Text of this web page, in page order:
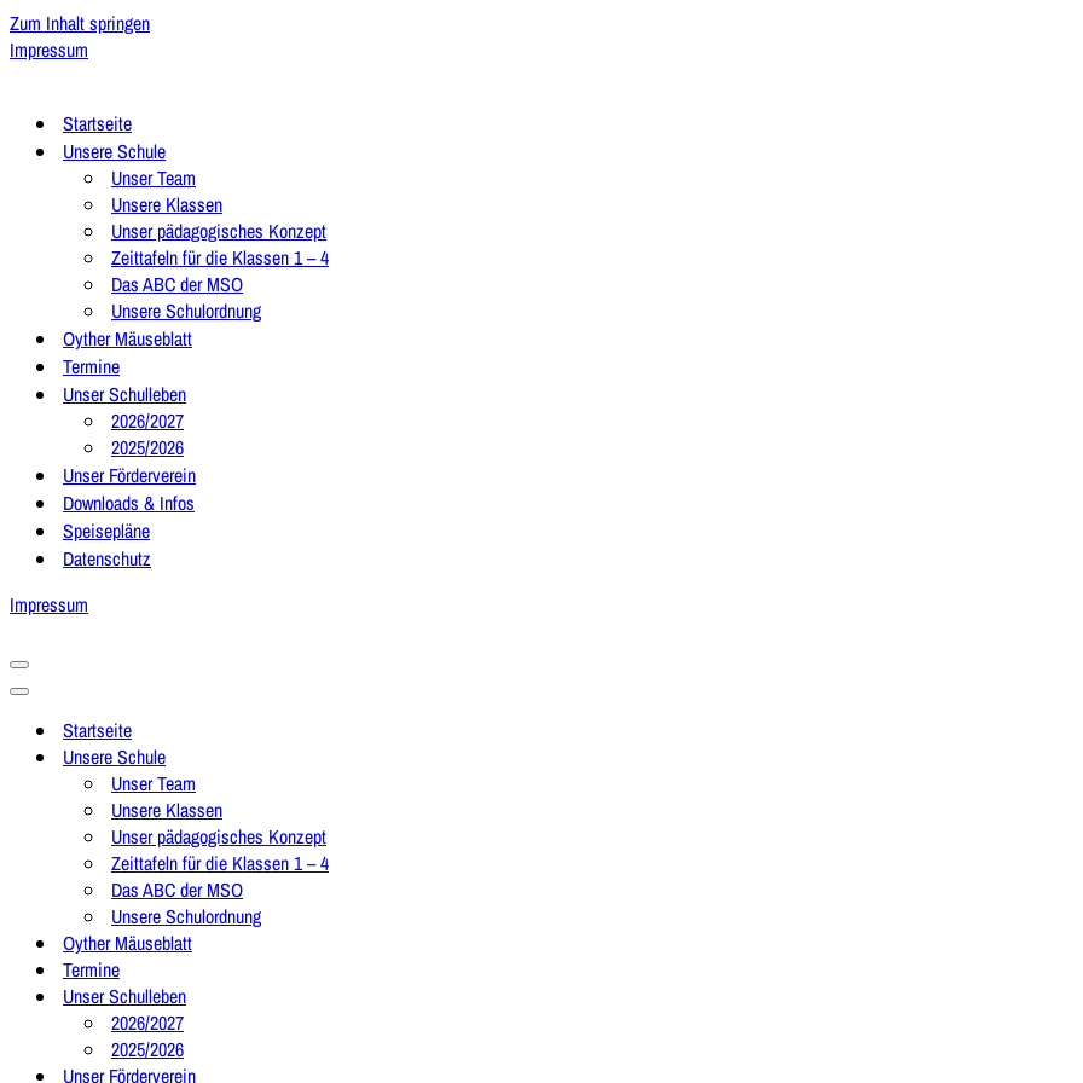
Zum Inhalt springen
Impressum
Startseite
Unsere Schule
Unser Team
Unsere Klassen
Unser pädagogisches Konzept
Zeittafeln für die Klassen 1 – 4
Das ABC der MSO
Unsere Schulordnung
Oyther Mäuseblatt
Termine
Unser Schulleben
2026/2027
2025/2026
Unser Förderverein
Downloads & Infos
Speisepläne
Datenschutz
Impressum
Navigationsmenü
Navigationsmenü
Startseite
Unsere Schule
Unser Team
Unsere Klassen
Unser pädagogisches Konzept
Zeittafeln für die Klassen 1 – 4
Das ABC der MSO
Unsere Schulordnung
Oyther Mäuseblatt
Termine
Unser Schulleben
2026/2027
2025/2026
Unser Förderverein